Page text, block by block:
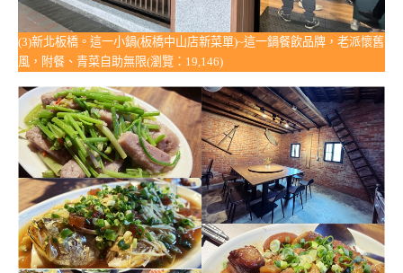
(3)新北板橋。這一小鍋(板橋中山店新菜單)~這一鍋餐飲品牌，老派懷舊
風，附餐、青菜自助無限(瀏覽：19,146)